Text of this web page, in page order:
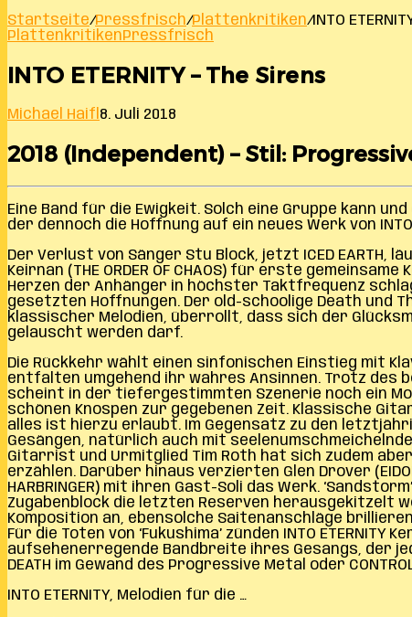
Startseite/Pressfrisch/Plattenkritiken/INTO
PlattenkritikenPressfrisch
INTO ETERNITY – The Sirens
Michael Haifl 8. Juli 2018
2018 (Independent) – Stil:
Eine Band für die Ewigkeit. Solch eine Gruppe kann
der dennoch die Hoffnung auf ein neues Werk von
Der Verlust von Sänger Stu Block, jetzt ICED EARTH,
Keirnan (THE ORDER OF CHAOS) für erste
Herzen der Anhänger in höchster Taktfrequenz
gesetzten Hoffnungen. Der old-schoolige Death und
klassischer Melodien, überrollt, dass sich der
gelauscht werden darf.
Die Rückkehr wählt einen sinfonischen Einstieg mit
entfalten umgehend ihr wahres Ansinnen. Trotz des
scheint in der tiefergestimmten Szenerie noch ein
schönen Knospen zur gegebenen Zeit. Klassische
alles ist hierzu erlaubt. Im Gegensatz zu den
Gesängen, natürlich auch mit
Gitarrist und Urmitglied Tim Roth hat sich zudem
erzählen. Darüber hinaus verzierten Glen Drover
HARBRINGER) mit ihren Gast-Soli das Werk.
Zugabenblock die letzten Reserven herausgekitzelt
Komposition an, ebensolche Saitenanschläge
Für die Toten von ‘Fukushima’ zünden INTO
aufsehenerregende Bandbreite ihres Gesangs, der
DEATH im Gewand des Progressive Metal oder
INTO ETERNITY, Melodien für die …